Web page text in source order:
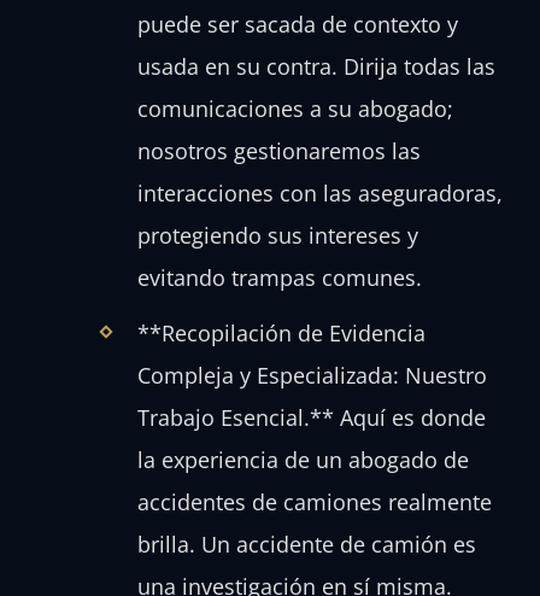
puede ser sacada de contexto y
usada en su contra. Dirija todas las
comunicaciones a su abogado;
nosotros gestionaremos las
interacciones con las aseguradoras,
protegiendo sus intereses y
evitando trampas comunes.
**Recopilación de Evidencia
Compleja y Especializada: Nuestro
Trabajo Esencial.** Aquí es donde
la experiencia de un abogado de
accidentes de camiones realmente
brilla. Un accidente de camión es
una investigación en sí misma.